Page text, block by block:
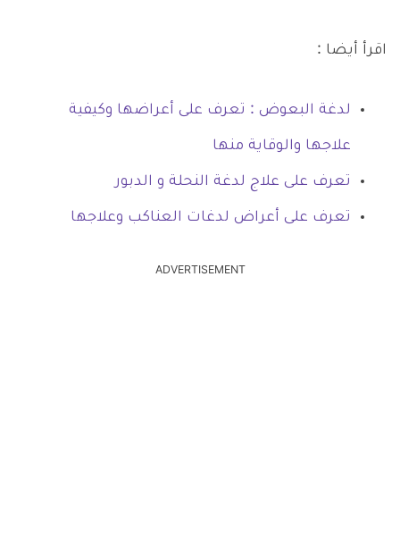
اقرأ أيضا :
لدغة البعوض : تعرف على أعراضها وكيفية
علاجها والوقاية منها
تعرف على علاج لدغة النحلة و الدبور
تعرف على أعراض لدغات العناكب وعلاجها
ADVERTISEMENT